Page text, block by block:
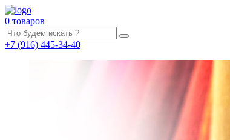
0 товаров
+7 (916) 445-34-40